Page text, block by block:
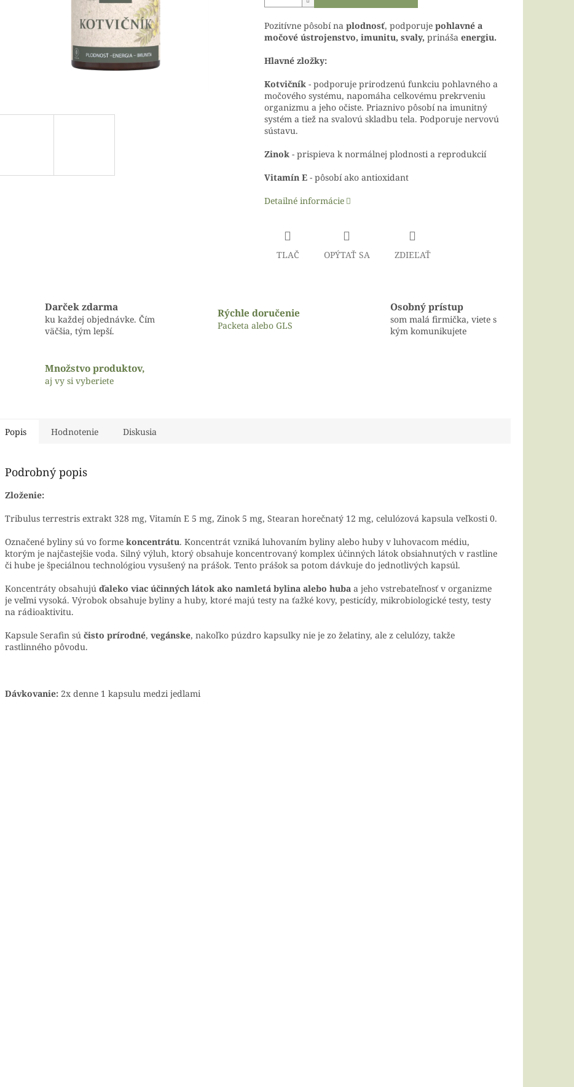
Pozitívne pôsobí na plodnosť, podporuje pohlavné a
močové ústrojenstvo, imunitu, svaly, prináša energiu.
Hlavné zložky:
Kotvičník- podporuje prirodzenú funkciu pohlavného a
močového systému, napomáha celkovému prekrveniu
organizmu a jeho očiste. Priaznivo pôsobí na imunitný
systém a tiež na svalovú skladbu tela. Podporuje nervovú
sústavu.
Zinok- prispieva k normálnej plodnosti a reprodukcií
Vitamín E - pôsobí ako antioxidant
Detailné informácie
TLAČ OPÝTAŤ SA ZDIEĽAŤ
Darček zdarma
ku každej objednávke. Čím
väčšia, tým lepší.
Rýchle doručenie
Packeta alebo GLS
Osobný prístup
som malá firmička, viete s
kým komunikujete
Množstvo produktov,
aj vy si vyberiete
Popis Hodnotenie Diskusia
Podrobný popis
Zloženie:
Tribulus terrestris extrakt 328 mg, Vitamín E 5 mg, Zinok 5 mg, Stearan horečnatý 12 mg, celulózová kapsula veľkosti 0.
Označené byliny sú vo forme koncentrátu. Koncentrát vzniká luhovaním byliny alebo huby v luhovacom médiu,
ktorým je najčastejšie voda. Silný výluh, ktorý obsahuje koncentrovaný komplex účinných látok obsiahnutých v rastline
či hube je špeciálnou technológiou vysušený na prášok. Tento prášok sa potom dávkuje do jednotlivých kapsúl.
Koncentráty obsahujú ďaleko viac účinných látok ako namletá bylina alebo huba a jeho vstrebateľnosť v organizme
je veľmi vysoká. Výrobok obsahuje byliny a huby, ktoré majú testy na ťažké kovy, pesticídy, mikrobiologické testy, testy
na rádioaktivitu.
Kapsule Serafin sú čisto prírodné, vegánske, nakoľko púzdro kapsulky nie je zo želatiny, ale z celulózy, takže
rastlinného pôvodu.
Dávkovanie: 2x denne 1 kapsulu medzi jedlami